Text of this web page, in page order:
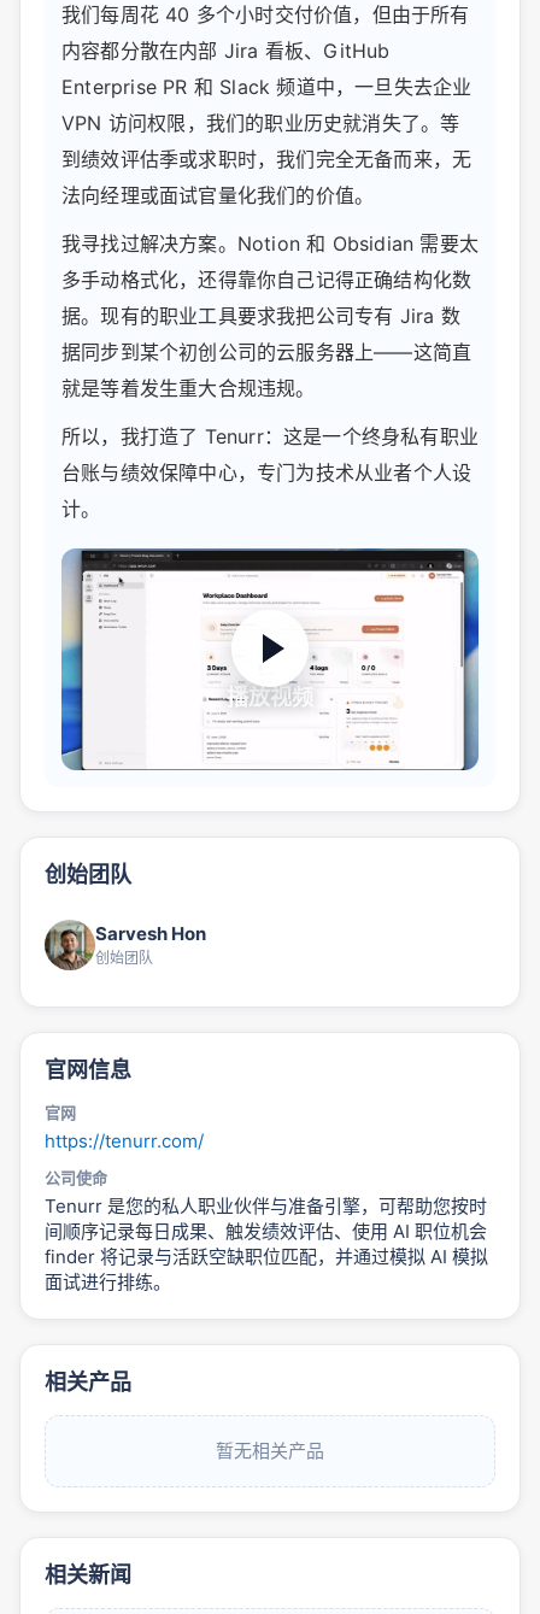
我们每周花 40 多个小时交付价值，但由于所有
内容都分散在内部 Jira 看板、GitHub
Enterprise PR 和 Slack 频道中，一旦失去企业
VPN 访问权限，我们的职业历史就消失了。等
到绩效评估季或求职时，我们完全无备而来，无
法向经理或面试官量化我们的价值。
我寻找过解决方案。Notion 和 Obsidian 需要太
多手动格式化，还得靠你自己记得正确结构化数
据。现有的职业工具要求我把公司专有 Jira 数
据同步到某个初创公司的云服务器上——这简直
就是等着发生重大合规违规。
所以，我打造了 Tenurr：这是一个终身私有职业
台账与绩效保障中心，专门为技术从业者个人设
计。
播放视频
创始团队
Sarvesh Hon
创始团队
官网信息
官网
https://tenurr.com/
公司使命
Tenurr 是您的私人职业伙伴与准备引擎，可帮助您按时
间顺序记录每日成果、触发绩效评估、使用 AI 职位机会
finder 将记录与活跃空缺职位匹配，并通过模拟 AI 模拟
面试进行排练。
相关产品
暂无相关产品
相关新闻